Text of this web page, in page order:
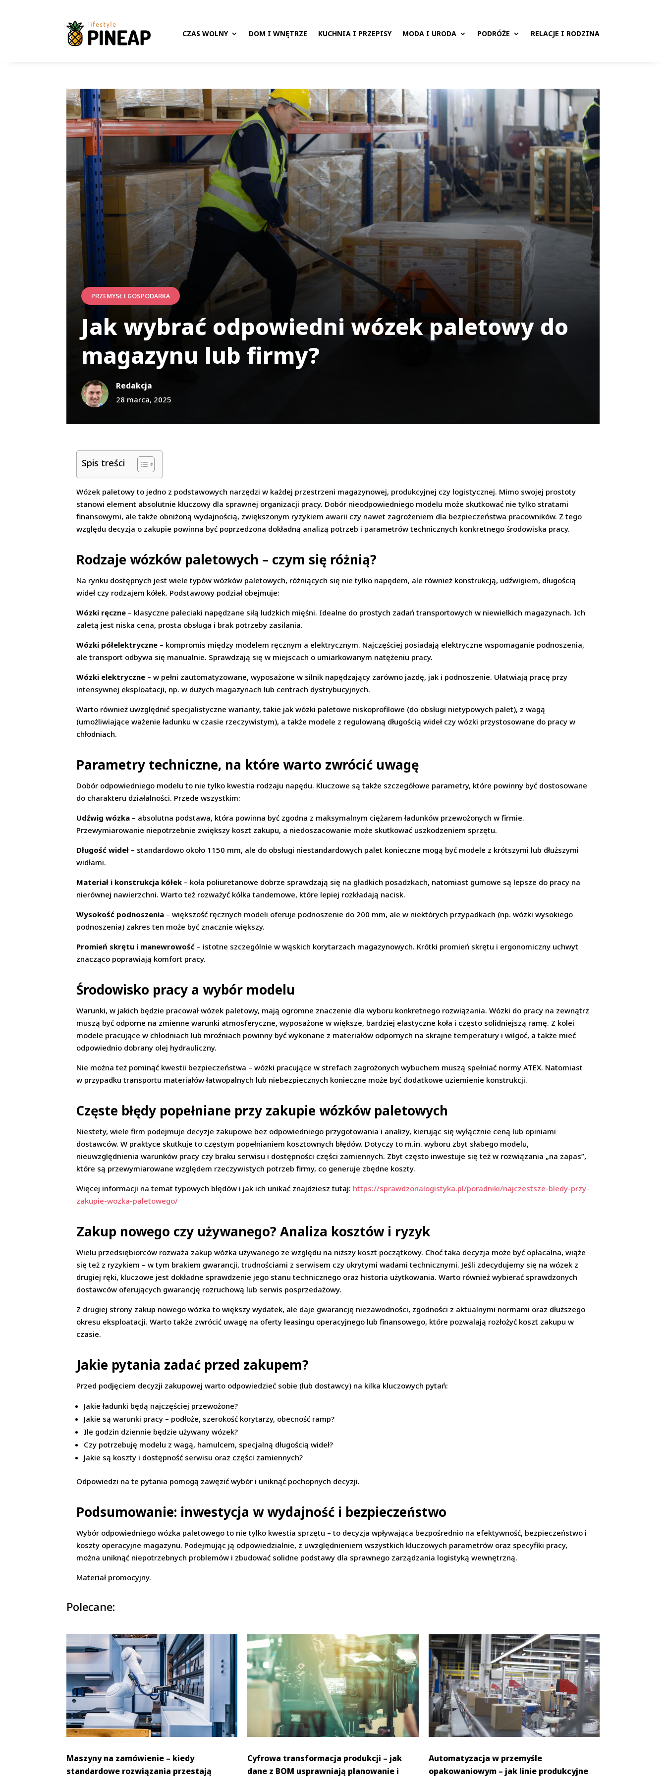
CZAS WOLNY DOM I WNĘTRZE KUCHNIA I PRZEPISY MODA I URODA PODRÓŻE RELACJE I RODZINA
PRZEMYSŁ I GOSPODARKA
Jak wybrać odpowiedni wózek paletowy do
magazynu lub firmy?
Redakcja
28 marca, 2025
Spis treści
Wózek paletowy to jedno z podstawowych narzędzi w każdej przestrzeni magazynowej, produkcyjnej czy logistycznej. Mimo swojej prostoty
stanowi element absolutnie kluczowy dla sprawnej organizacji pracy. Dobór nieodpowiedniego modelu może skutkować nie tylko stratami
finansowymi, ale także obniżoną wydajnością, zwiększonym ryzykiem awarii czy nawet zagrożeniem dla bezpieczeństwa pracowników. Z tego
względu decyzja o zakupie powinna być poprzedzona dokładną analizą potrzeb i parametrów technicznych konkretnego środowiska pracy.
Rodzaje wózków paletowych – czym się różnią?
Na rynku dostępnych jest wiele typów wózków paletowych, różniących się nie tylko napędem, ale również konstrukcją, udźwigiem, długością
wideł czy rodzajem kółek. Podstawowy podział obejmuje:
Wózki ręczne – klasyczne paleciaki napędzane siłą ludzkich mięśni. Idealne do prostych zadań transportowych w niewielkich magazynach. Ich
zaletą jest niska cena, prosta obsługa i brak potrzeby zasilania.
Wózki półelektryczne – kompromis między modelem ręcznym a elektrycznym. Najczęściej posiadają elektryczne wspomaganie podnoszenia,
ale transport odbywa się manualnie. Sprawdzają się w miejscach o umiarkowanym natężeniu pracy.
Wózki elektryczne – w pełni zautomatyzowane, wyposażone w silnik napędzający zarówno jazdę, jak i podnoszenie. Ułatwiają pracę przy
intensywnej eksploatacji, np. w dużych magazynach lub centrach dystrybucyjnych.
Warto również uwzględnić specjalistyczne warianty, takie jak wózki paletowe niskoprofilowe (do obsługi nietypowych palet), z wagą
(umożliwiające ważenie ładunku w czasie rzeczywistym), a także modele z regulowaną długością wideł czy wózki przystosowane do pracy w
chłodniach.
Parametry techniczne, na które warto zwrócić uwagę
Dobór odpowiedniego modelu to nie tylko kwestia rodzaju napędu. Kluczowe są także szczegółowe parametry, które powinny być dostosowane
do charakteru działalności. Przede wszystkim:
Udźwig wózka – absolutna podstawa, która powinna być zgodna z maksymalnym ciężarem ładunków przewożonych w firmie.
Przewymiarowanie niepotrzebnie zwiększy koszt zakupu, a niedoszacowanie może skutkować uszkodzeniem sprzętu.
Długość wideł – standardowo około 1150 mm, ale do obsługi niestandardowych palet konieczne mogą być modele z krótszymi lub dłuższymi
widłami.
Materiał i konstrukcja kółek – koła poliuretanowe dobrze sprawdzają się na gładkich posadzkach, natomiast gumowe są lepsze do pracy na
nierównej nawierzchni. Warto też rozważyć kółka tandemowe, które lepiej rozkładają nacisk.
Wysokość podnoszenia – większość ręcznych modeli oferuje podnoszenie do 200 mm, ale w niektórych przypadkach (np. wózki wysokiego
podnoszenia) zakres ten może być znacznie większy.
Promień skrętu i manewrowość – istotne szczególnie w wąskich korytarzach magazynowych. Krótki promień skrętu i ergonomiczny uchwyt
znacząco poprawiają komfort pracy.
Środowisko pracy a wybór modelu
Warunki, w jakich będzie pracował wózek paletowy, mają ogromne znaczenie dla wyboru konkretnego rozwiązania. Wózki do pracy na zewnątrz
muszą być odporne na zmienne warunki atmosferyczne, wyposażone w większe, bardziej elastyczne koła i często solidniejszą ramę. Z kolei
modele pracujące w chłodniach lub mroźniach powinny być wykonane z materiałów odpornych na skrajne temperatury i wilgoć, a także mieć
odpowiednio dobrany olej hydrauliczny.
Nie można też pominąć kwestii bezpieczeństwa – wózki pracujące w strefach zagrożonych wybuchem muszą spełniać normy ATEX. Natomiast
w przypadku transportu materiałów łatwopalnych lub niebezpiecznych konieczne może być dodatkowe uziemienie konstrukcji.
Częste błędy popełniane przy zakupie wózków paletowych
Niestety, wiele firm podejmuje decyzje zakupowe bez odpowiedniego przygotowania i analizy, kierując się wyłącznie ceną lub opiniami
dostawców. W praktyce skutkuje to częstym popełnianiem kosztownych błędów. Dotyczy to m.in. wyboru zbyt słabego modelu,
nieuwzględnienia warunków pracy czy braku serwisu i dostępności części zamiennych. Zbyt często inwestuje się też w rozwiązania „na zapas”,
które są przewymiarowane względem rzeczywistych potrzeb firmy, co generuje zbędne koszty.
Więcej informacji na temat typowych błędów i jak ich unikać znajdziesz tutaj: https://sprawdzonalogistyka.pl/poradniki/najczestsze-bledy-przy-
zakupie-wozka-paletowego/
Zakup nowego czy używanego? Analiza kosztów i ryzyk
Wielu przedsiębiorców rozważa zakup wózka używanego ze względu na niższy koszt początkowy. Choć taka decyzja może być opłacalna, wiąże
się też z ryzykiem – w tym brakiem gwarancji, trudnościami z serwisem czy ukrytymi wadami technicznymi. Jeśli zdecydujemy się na wózek z
drugiej ręki, kluczowe jest dokładne sprawdzenie jego stanu technicznego oraz historia użytkowania. Warto również wybierać sprawdzonych
dostawców oferujących gwarancję rozruchową lub serwis posprzedażowy.
Z drugiej strony zakup nowego wózka to większy wydatek, ale daje gwarancję niezawodności, zgodności z aktualnymi normami oraz dłuższego
okresu eksploatacji. Warto także zwrócić uwagę na oferty leasingu operacyjnego lub finansowego, które pozwalają rozłożyć koszt zakupu w
czasie.
Jakie pytania zadać przed zakupem?
Przed podjęciem decyzji zakupowej warto odpowiedzieć sobie (lub dostawcy) na kilka kluczowych pytań:
Jakie ładunki będą najczęściej przewożone?
Jakie są warunki pracy – podłoże, szerokość korytarzy, obecność ramp?
Ile godzin dziennie będzie używany wózek?
Czy potrzebuję modelu z wagą, hamulcem, specjalną długością wideł?
Jakie są koszty i dostępność serwisu oraz części zamiennych?
Odpowiedzi na te pytania pomogą zawęzić wybór i uniknąć pochopnych decyzji.
Podsumowanie: inwestycja w wydajność i bezpieczeństwo
Wybór odpowiedniego wózka paletowego to nie tylko kwestia sprzętu – to decyzja wpływająca bezpośrednio na efektywność, bezpieczeństwo i
koszty operacyjne magazynu. Podejmując ją odpowiedzialnie, z uwzględnieniem wszystkich kluczowych parametrów oraz specyfiki pracy,
można uniknąć niepotrzebnych problemów i zbudować solidne podstawy dla sprawnego zarządzania logistyką wewnętrzną.
Materiał promocyjny.
Polecane:
Maszyny na zamówienie – kiedy
standardowe rozwiązania przestają
Cyfrowa transformacja produkcji – jak
dane z BOM usprawniają planowanie i
Automatyzacja w przemyśle
opakowaniowym – jak linie produkcyjne